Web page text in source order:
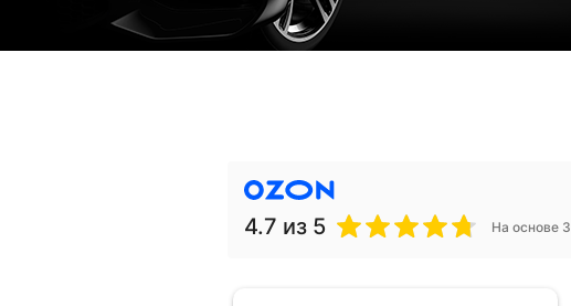
4.7 из 5 На основе